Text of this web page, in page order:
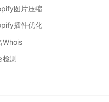
图片压缩
插件优化
Whois
检测